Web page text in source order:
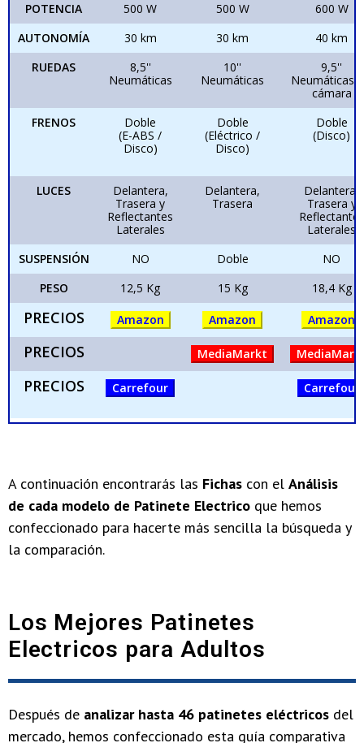
POTENCIA 500 W 500 W
600 W
AUTONOMÍA
30 km 30 km
40 km
RUEDAS
8,5''
Neumáticas
10''
Neumáticas
9,5''
Neumáticas
cámara
FRENOS
Doble
(E-ABS /
Disco)
Doble
(Eléctrico /
Disco)
Doble
(Disco)
LUCES
Delantera,
Trasera y
Reflectantes
Laterales
Delantera,
Trasera
Delantera,
Trasera y
Reflectantes
Laterales
SUSPENSIÓN
NO Doble
NO
PESO
12,5 Kg 15 Kg 18,4 Kg
PRECIOS Amazon Amazon Amazon
PRECIOS MediaMarkt
PRECIOS Carrefour Carrefour
A continuación encontrarás las Fichas con el Análisis
de cada modelo de Patinete Electrico que hemos
confeccionado para hacerte más sencilla la búsqueda y
la comparación.
Los Mejores Patinetes
Electricos para Adultos
Después de analizar hasta 46 patinetes eléctricos del
mercado, hemos confeccionado esta guía comparativa